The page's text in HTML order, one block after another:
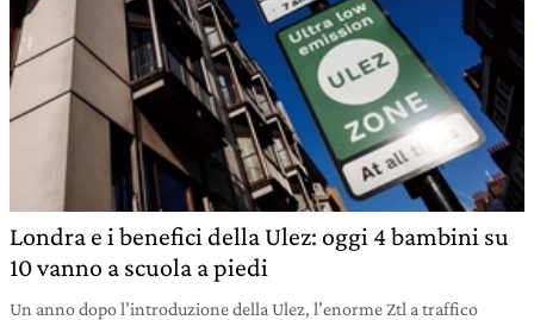
Londra e i benefici della Ulez: oggi 4 bambini su
10 vanno a scuola a piedi
Un anno dopo l’introduzione della Ulez, l’enorme Ztl a traffico